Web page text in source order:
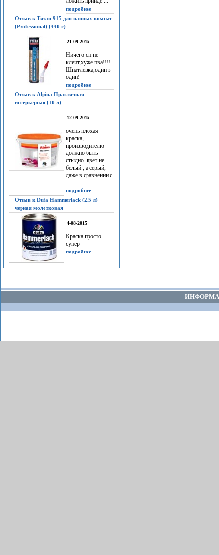
подробнее
Отзыв к Титан 915 для ванных комнат
(Professional) (440 г)
21-09-2015
Ничего он не
клеит,хуже пва!!!!
Шпатлевка,один в
один!
подробнее
Отзыв к Alpina Практичная
интерьерная (10 л)
12-09-2015
очень плохая
краска,
производителю
должно быть
стыдно. цвет не
белый , а серый,
даже в сравнении с
...
подробнее
Отзыв к Dufa Hammerlack (2.5 л)
черная молотковая
4-08-2015
Краска просто
супер
подробнее